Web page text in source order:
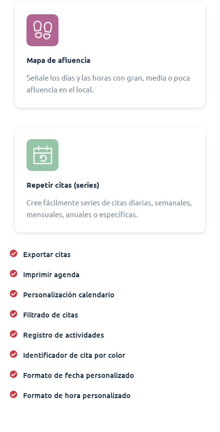
Mapa de afluencia
Señale los días y las horas con gran, media o poca
afluencia en el local.
Repetir citas (series)
Cree fácilmente series de citas diarias, semanales,
mensuales, anuales o específicas.
Exportar citas
Imprimir agenda
Personalización calendario
Filtrado de citas
Registro de actividades
Identificador de cita por color
Formato de fecha personalizado
Formato de hora personalizado